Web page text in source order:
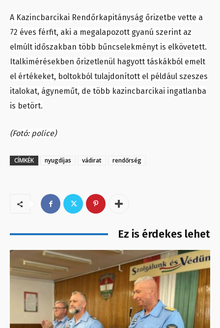
A Kazincbarcikai Rendőrkapitányság őrizetbe vette a
72 éves férfit, aki a megalapozott gyanú szerint az
elmúlt időszakban több bűncselekményt is elkövetett.
Italkimérésekben őrizetlenül hagyott táskákból emelt
el értékeket, boltokból tulajdonított el például szeszes
italokat, ágyneműt, de több kazincbarcikai ingatlanba
is betört.
(Fotó: police)
CÍMKÉK nyugdíjas vádirat rendőrség
Ez is érdekes lehet